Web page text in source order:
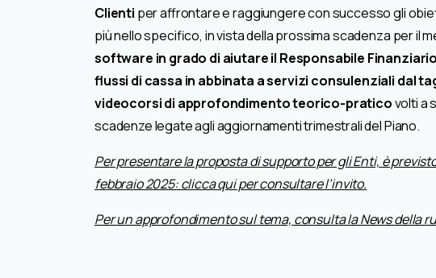
Clienti per affrontare e raggiungere con successo gli
più nello specifico, in vista della prossima scadenza per il
software in grado di aiutare il Responsabile
flussi di cassa in abbinata a servizi consulenziali dal
videocorsi di approfondimento teorico-praticovolti a
scadenze legate agli aggiornamenti trimestrali del Piano.
Per presentare la proposta di supporto per gli Enti, è
febbraio 2025: cliccaqui per consultare l’invito.
Per un approfondimento sul tema, consulta la News della